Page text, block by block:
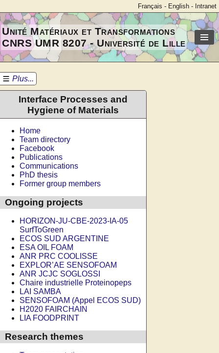
Français - English - Intranet
Unité Matériaux et Transformations
CNRS UMR 8207 - Université de Lille
Plus...
Interface Processes and
Hygiene of Materials
Home
Team directory
Facebook
Publications
Communications
PhD thesis
Former group members
Ongoing projects
HORIZON-JU-CBE-2023-IA-05
SurfToGreen
ECOS SUD ARGENTINE
ESA OIL FOAM
ANR PRC COOLISSE
EXPLOR’AE SENSOFOAM
ANR JCJC SOGLOSSI
Chaire industrielle Proteinopeps
LAI SAMBA
SENSOFOAM (Appel ECOS SUD)
H2020 FAIRCHAIN
LIA FOODPRINT
Research themes